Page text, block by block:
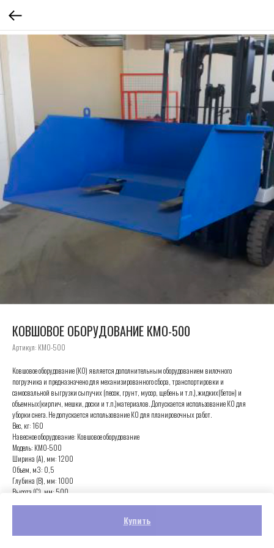
КОВШОВОЕ ОБОРУДОВАНИЕ КМO-500
Артикул: КМO-500
Купить
Ковшовое оборудование (КО) является дополнительным оборудованием вилочного
погрузчика и предназначено для механизированного сбора, транспортировки и
самосвальной выгрузки сыпучих (песок, грунт, мусор, щебень и т.п.),жидких(бетон) и
объемных(кирпич, мешки, доски и т.п.)материалов. Допускается использование КО для
уборки снега. Не допускается использование КО для планировочных работ.
Вес, кг: 160
Навесное оборудование: Ковшовое оборудование
Модель: КМO-500
Ширина (А), мм: 1200
Объем, м3: 0,5
Глубина (В), мм: 1000
Высота (С), мм: 500